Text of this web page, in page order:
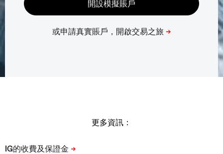
更多資訊：